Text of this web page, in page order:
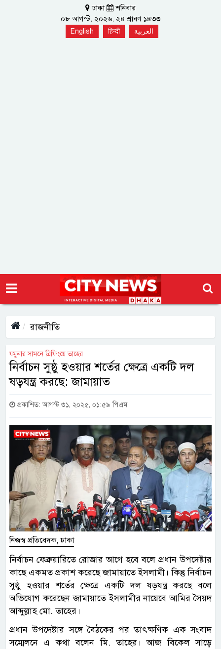
ঢাকা
শনিবার
০৮ আগস্ট, ২০২৬, ২৪ শ্রাবণ ১৪৩৩
English हिन्दी العربية
রাজনীতি
যমুনার সামনে ব্রিফিংয়ে তাহের
নির্বাচন সুষ্ঠু হওয়ার শর্তের ক্ষেত্রে একটি দল
ষড়যন্ত্র করছে: জামায়াত
প্রকাশিত: আগস্ট ৩১, ২০২৫, ০১:৫৯ পিএম
নিজস্ব প্রতিবেদক, ঢাকা
নির্বাচন ফেব্রুয়ারিতে রোজার আগে হবে বলে প্রধান উপদেষ্টার
কাছে একমত প্রকাশ করেছে জামায়াতে ইসলামী। কিন্তু নির্বাচন
সুষ্ঠু হওয়ার শর্তের ক্ষেত্রে একটি দল ষড়যন্ত্র করছে বলে
অভিযোগ করেছেন জামায়াতে ইসলামীর নায়েবে আমির সৈয়দ
আব্দুল্লাহ মো. তাহের।
প্রধান উপদেষ্টার সঙ্গে বৈঠকের পর তাৎক্ষণিক এক সংবাদ
সম্মেলনে এ কথা বলেন মি. তাহের। আজ বিকেল সাড়ে